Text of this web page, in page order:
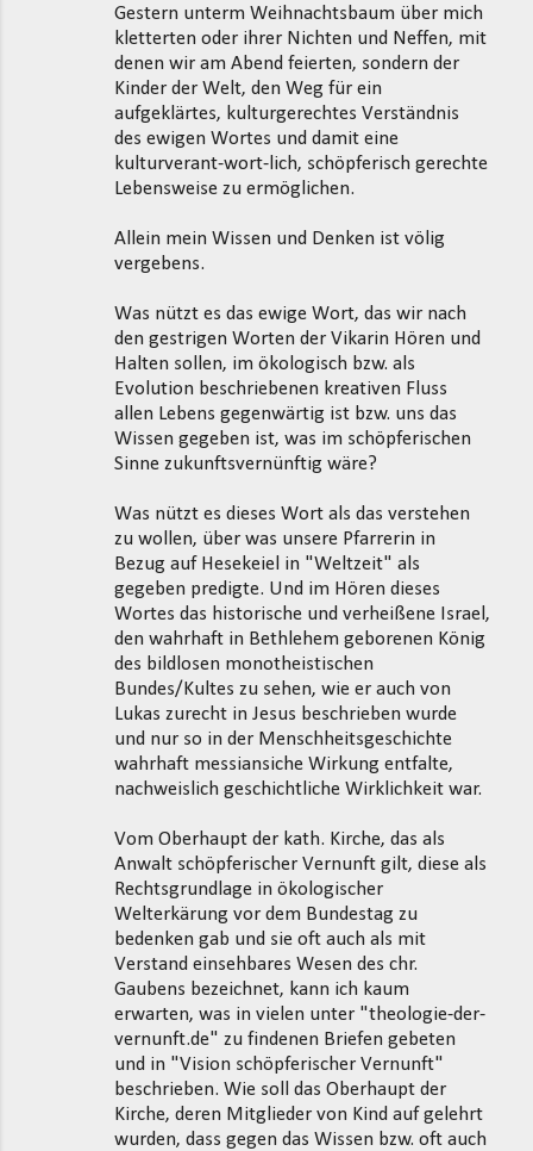
Gestern unterm Weihnachtsbaum über mich
kletterten oder ihrer Nichten und Neffen, mit
denen wir am Abend feierten, sondern der
Kinder der Welt, den Weg für ein
aufgeklärtes, kulturgerechtes Verständnis
des ewigen Wortes und damit eine
kulturverant-wort-lich, schöpferisch gerechte
Lebensweise zu ermöglichen.
Allein mein Wissen und Denken ist völig
vergebens.
Was nützt es das ewige Wort, das wir nach
den gestrigen Worten der Vikarin Hören und
Halten sollen, im ökologisch bzw. als
Evolution beschriebenen kreativen Fluss
allen Lebens gegenwärtig ist bzw. uns das
Wissen gegeben ist, was im schöpferischen
Sinne zukunftsvernünftig wäre?
Was nützt es dieses Wort als das verstehen
zu wollen, über was unsere Pfarrerin in
Bezug auf Hesekeiel in "Weltzeit" als
gegeben predigte. Und im Hören dieses
Wortes das historische und verheißene Israel,
den wahrhaft in Bethlehem geborenen König
des bildlosen monotheistischen
Bundes/Kultes zu sehen, wie er auch von
Lukas zurecht in Jesus beschrieben wurde
und nur so in der Menschheitsgeschichte
wahrhaft messiansiche Wirkung entfalte,
nachweislich geschichtliche Wirklichkeit war.
Vom Oberhaupt der kath. Kirche, das als
Anwalt schöpferischer Vernunft gilt, diese als
Rechtsgrundlage in ökologischer
Welterkärung vor dem Bundestag zu
bedenken gab und sie oft auch als mit
Verstand einsehbares Wesen des chr.
Gaubens bezeichnet, kann ich kaum
erwarten, was in vielen unter "theologie-der-
vernunft.de" zu findenen Briefen gebeten
und in "Vision schöpferischer Vernunft"
beschrieben. Wie soll das Oberhaupt der
Kirche, deren Mitglieder von Kind auf gelehrt
wurden, dass gegen das Wissen bzw. oft auch